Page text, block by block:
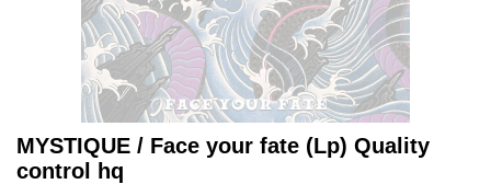
MYSTIQUE / Face your fate (Lp) Quality
control hq